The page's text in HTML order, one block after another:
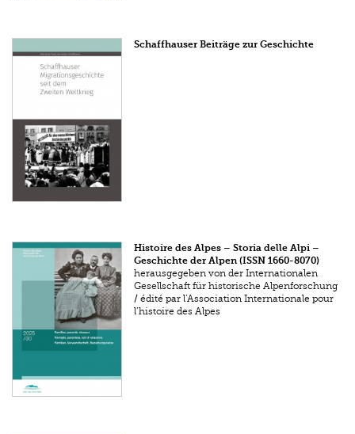
Schaffhauser Beiträge zur Geschichte
Histoire des Alpes – Storia delle Alpi –
Geschichte der Alpen (ISSN 1660-8070)
herausgegeben von der Internationalen
Gesellschaft für historische Alpenforschung
/ édité par l’Association Internationale pour
l’histoire des Alpes